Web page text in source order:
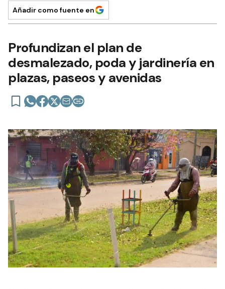
Añadir como fuente en
Profundizan el plan de
desmalezado, poda y jardinería en
plazas, paseos y avenidas